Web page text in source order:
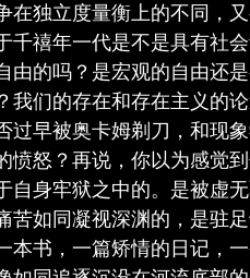
在独立度量衡上的不同，
千禧年一代是不是具有社
由的吗？是宏观的自由还
我们的存在和存在主义的
过早被奥卡姆剃刀，和现
愤怒？再说，你以为感觉
自身牢狱之中的。是被虚
苦如同凝视深渊的，是驻
本书，一篇矫情的日记，